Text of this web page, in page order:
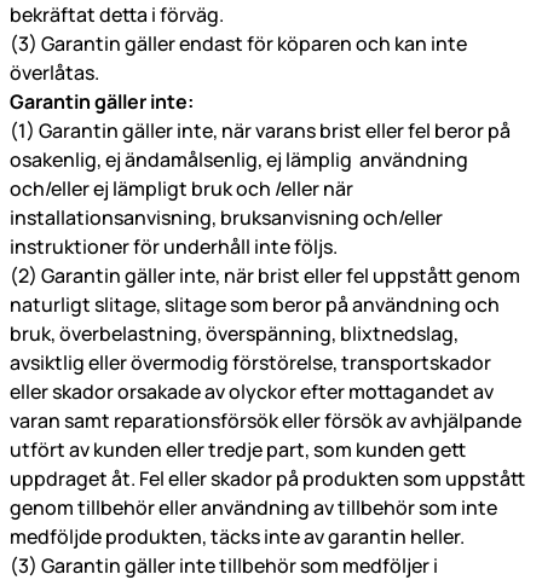
bekräftat detta i förväg.
(3) Garantin gäller endast för köparen och kan inte
överlåtas.
Garantin gäller inte:
(1) Garantin gäller inte, när varans brist eller fel beror på
osakenlig, ej ändamålsenlig, ej lämplig användning
och/eller ej lämpligt bruk och /eller när
installationsanvisning, bruksanvisning och/eller
instruktioner för underhåll inte följs.
(2) Garantin gäller inte, när brist eller fel uppstått genom
naturligt slitage, slitage som beror på användning och
bruk, överbelastning, överspänning, blixtnedslag,
avsiktlig eller övermodig förstörelse, transportskador
eller skador orsakade av olyckor efter mottagandet av
varan samt reparationsförsök eller försök av avhjälpande
utfört av kunden eller tredje part, som kunden gett
uppdraget åt. Fel eller skador på produkten som uppstått
genom tillbehör eller användning av tillbehör som inte
medföljde produkten, täcks inte av garantin heller.
(3) Garantin gäller inte tillbehör som medföljer i